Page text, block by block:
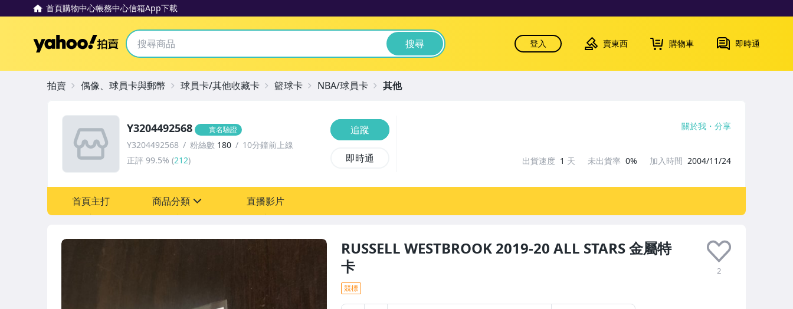
首頁購物中心帳務中心信箱App下載
Yahoo拍賣 搜尋 登入 賣東西 購物車 即時通
RUSSELL WESTBROOK 2019-20 ALL STARS 金屬特
卡
2
競標
Y3204492568 實名驗證
Y3204492568 粉絲數 180
10分鐘前上線
正評 99.5% (212)
追蹤
即時通
關於我 分享
出貨速度 1 天 未出貨率 0% 加入時間 2004/11/24
首頁主打 商品分類 直播影片
拍賣 偶像、球員卡與郵幣 球員卡/其他收藏卡 籃球卡 NBA/球員卡 其他